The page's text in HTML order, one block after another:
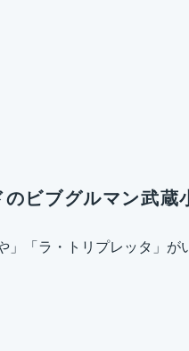
ビブグルマン武蔵
「ラ・トリプレッタ」が